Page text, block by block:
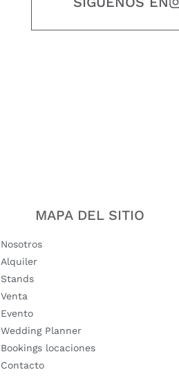
MAPA DEL SITIO
Nosotros
Alquiler
Stands
Venta
Evento
Wedding Planner
Bookings locaciones
Contacto